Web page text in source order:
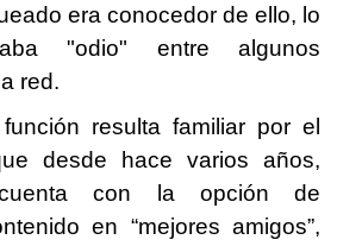
era conocedor de ello, lo
"odio" entre algunos
red.
resulta familiar por el
desde hace varios años,
cuenta con la opción de
en “mejores amigos”,